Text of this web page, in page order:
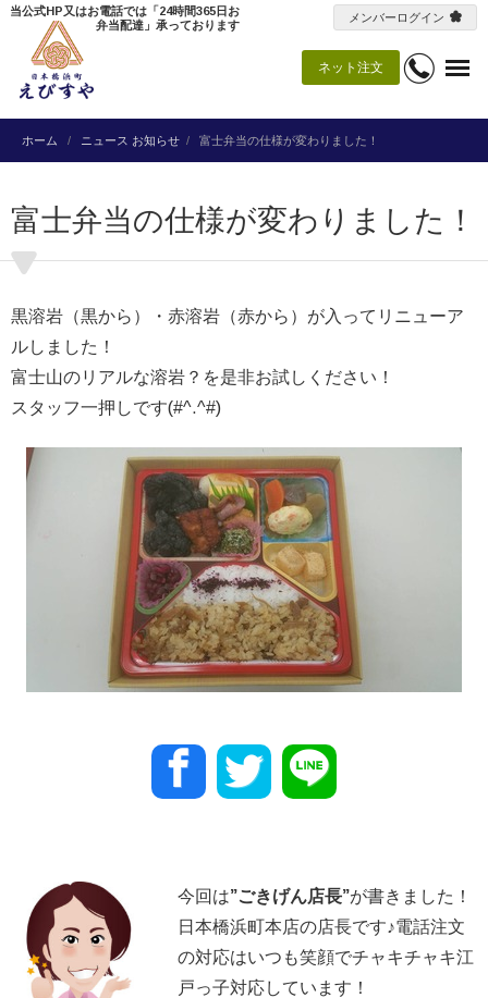
ネット注文
当公式HP又はお電話では「24時間365日お
弁当配達」承っております
メンバーログイン
ホーム ニュース お知らせ 富士弁当の仕様が変わりました！
富士弁当の仕様が変わりました！
黒溶岩（黒から）・赤溶岩（赤から）が入ってリニューア
ルしました！
富士山のリアルな溶岩？を是非お試しください！
スタッフ一押しです(#^.^#)
今回は”ごきげん店長”が書きました！
日本橋浜町本店の店長です♪電話注文
の対応はいつも笑顔でチャキチャキ江
戸っ子対応しています！